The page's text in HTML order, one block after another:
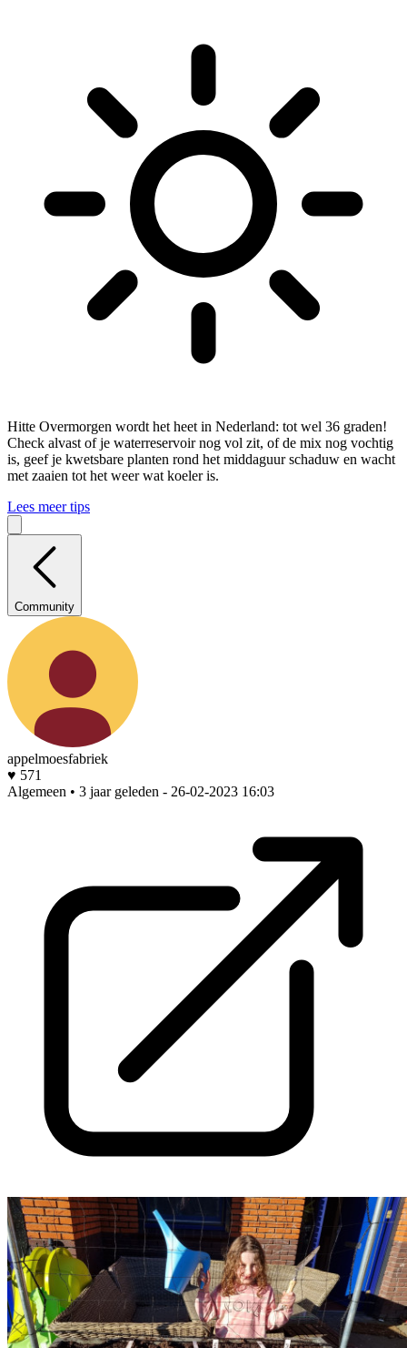
Hitte Overmorgen wordt het heet in Nederland: tot wel 36 graden!
Check alvast of je waterreservoir nog vol zit, of de mix nog vochtig
is, geef je kwetsbare planten rond het middaguur schaduw en wacht
met zaaien tot het weer wat koeler is.
Lees meer tips
Community
appelmoesfabriek
♥ 571
Algemeen • 3 jaar geleden - 26-02-2023 16:03